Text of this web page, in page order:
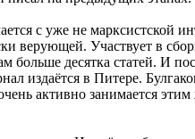
с уже не марксистской
верующей. Участвует в
больше десятка статей. И
издаётся в Питере.
активно занимается